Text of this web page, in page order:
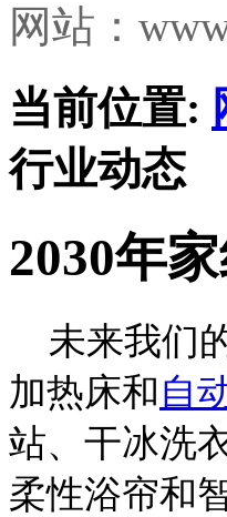
网站：
当前位置:
行业动态
2030年
未来我们
加热床和 自
站、干冰洗
柔性浴帘和